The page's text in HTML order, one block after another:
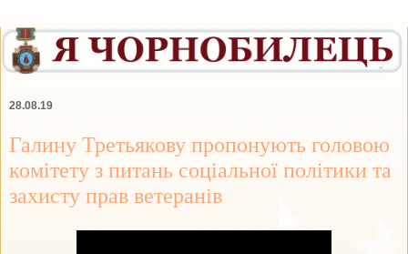
28.08.19
Галину Третьякову пропонують головою
комітету з питань соціальної політики та
захисту прав ветеранів